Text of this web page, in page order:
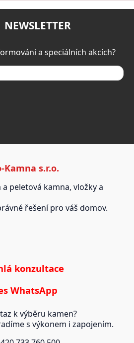
NEWSLETTER
a speciálních akcích?
Kamna s.r.o.
peletová kamna, vložky a
řešení pro váš domov.
konzultace
WhatsApp
k výběru kamen?
s výkonem i zapojením.